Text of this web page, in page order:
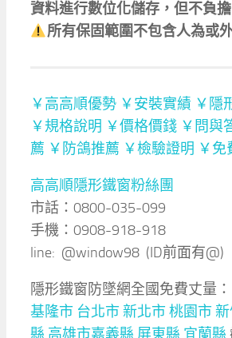
隱形
保固時效依保固卡記載之日
請注意以上都需要憑保固卡
資料進行數位化儲存，但不負
所有保固範圍不包含人為或
￥規格說明 ￥價格價錢￥問與答
薦￥防鴿推薦 ￥檢驗證明 ￥免